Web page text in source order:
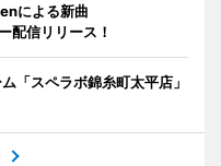
による新曲
配信リリース！
「スペラボ錦糸町太平店」